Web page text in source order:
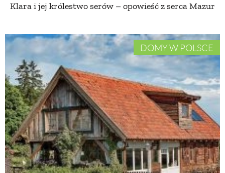
Klara i jej królestwo serów – opowieść z serca Mazur
DOMY W POLSCE
NATURALNIE
URODA
NATURALNA APTECZKA
DLA DOMU
EKO ŻYCIE
PRZYRODA